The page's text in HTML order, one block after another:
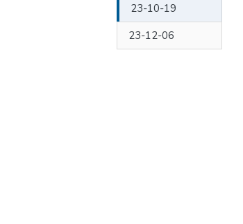
23-10-19
23-12-06